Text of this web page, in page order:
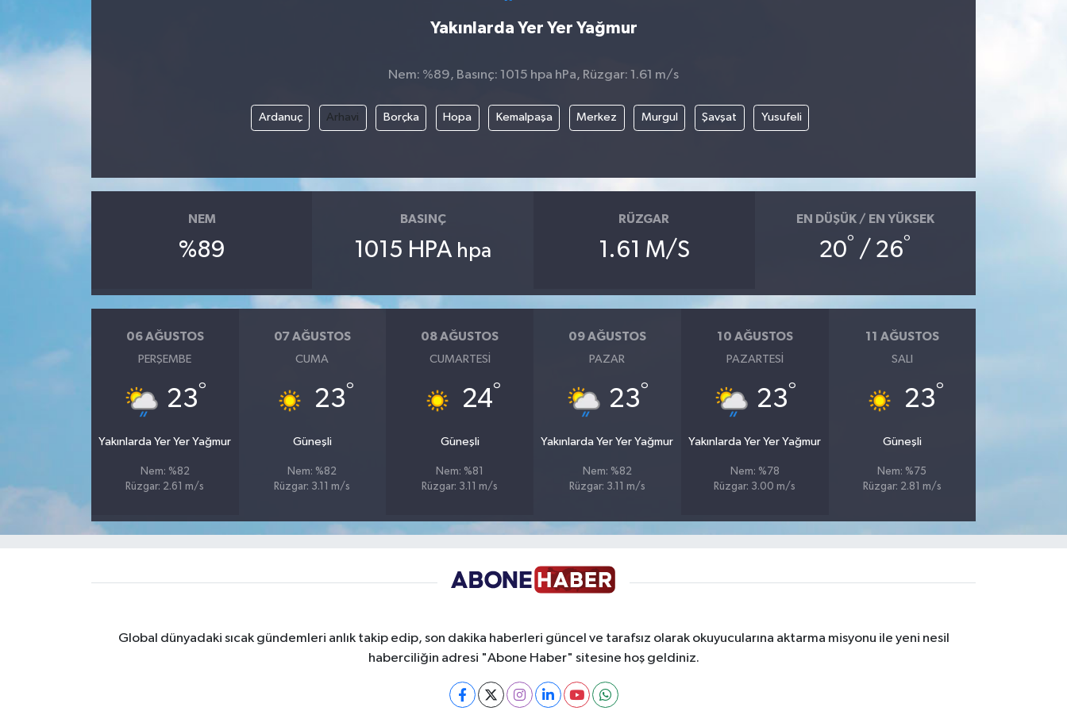
Yakınlarda Yer Yer Yağmur
Nem: %89, Basınç: 1015 hpa hPa, Rüzgar: 1.61 m/s
Ardanuç Arhavi Borçka Hopa Kemalpaşa Merkez Murgul Şavşat Yusufeli
NEM
%89
BASINÇ
1015 HPA hpa
RÜZGAR
1.61 M/S
EN DÜŞÜK / EN YÜKSEK
20° / 26°
06 AĞUSTOS
PERŞEMBE
23°
Yakınlarda Yer Yer Yağmur
Nem: %82
Rüzgar: 2.61 m/s
07 AĞUSTOS
CUMA
23°
Güneşli
Nem: %82
Rüzgar: 3.11 m/s
08 AĞUSTOS
CUMARTESI
24°
Güneşli
Nem: %81
Rüzgar: 3.11 m/s
09 AĞUSTOS
PAZAR
23°
Yakınlarda Yer Yer Yağmur
Nem: %82
Rüzgar: 3.11 m/s
10 AĞUSTOS
PAZARTESI
23°
Yakınlarda Yer Yer Yağmur
Nem: %78
Rüzgar: 3.00 m/s
11 AĞUSTOS
SALI
23°
Güneşli
Nem: %75
Rüzgar: 2.81 m/s
Global dünyadaki sıcak gündemleri anlık takip edip, son dakika haberleri güncel ve tarafsız olarak okuyucularına aktarma misyonu ile yeni nesil
haberciliğin adresi "Abone Haber" sitesine hoş geldiniz.
Kültür Sanat
Son Dakika
AboneHaber Özel